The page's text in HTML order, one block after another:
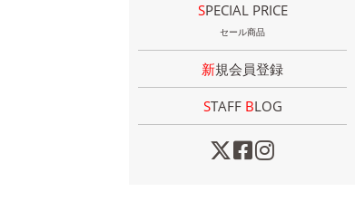
SPECIAL PRICE
セール商品
新規会員登録
STAFF BLOG